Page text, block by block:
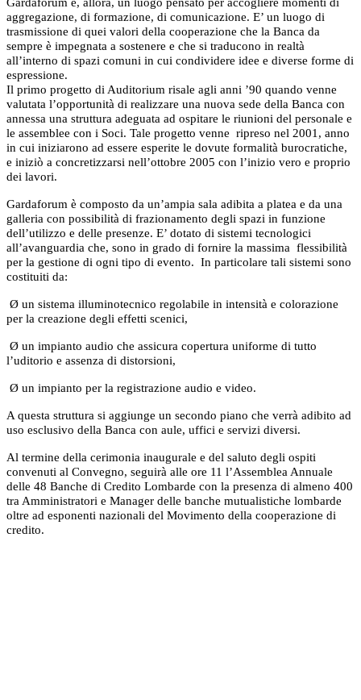
aggregazione, di formazione, di comunicazione. E’ un luogo di
trasmissione di quei valori della cooperazione che la Banca da
sempre è impegnata a sostenere e che si traducono in realtà
all’interno di spazi comuni in cui condividere idee e diverse forme di
espressione.
Il primo progetto di Auditorium risale agli anni ’90 quando venne
valutata l’opportunità di realizzare una nuova sede della Banca con
annessa una struttura adeguata ad ospitare le riunioni del personale e
le assemblee con i Soci. Tale progetto venne ripreso nel 2001, anno
in cui iniziarono ad essere esperite le dovute formalità burocratiche,
e iniziò a concretizzarsi nell’ottobre 2005 con l’inizio vero e proprio
dei lavori.
Gardaforum è composto da un’ampia sala adibita a platea e da una
galleria con possibilità di frazionamento degli spazi in funzione
dell’utilizzo e delle presenze. E’ dotato di sistemi tecnologici
all’avanguardia che, sono in grado di fornire la massima flessibilità
per la gestione di ogni tipo di evento. In particolare tali sistemi sono
costituiti da:
Ø un sistema illuminotecnico regolabile in intensità e colorazione
per la creazione degli effetti scenici,
Ø un impianto audio che assicura copertura uniforme di tutto
l’uditorio e assenza di distorsioni,
Ø un impianto per la registrazione audio e video.
A questa struttura si aggiunge un secondo piano che verrà adibito ad
uso esclusivo della Banca con aule, uffici e servizi diversi.
Al termine della cerimonia inaugurale e del saluto degli ospiti
convenuti al Convegno, seguirà alle ore 11 l’Assemblea Annuale
delle 48 Banche di Credito Lombarde con la presenza di almeno 400
tra Amministratori e Manager delle banche mutualistiche lombarde
oltre ad esponenti nazionali del Movimento della cooperazione di
credito.